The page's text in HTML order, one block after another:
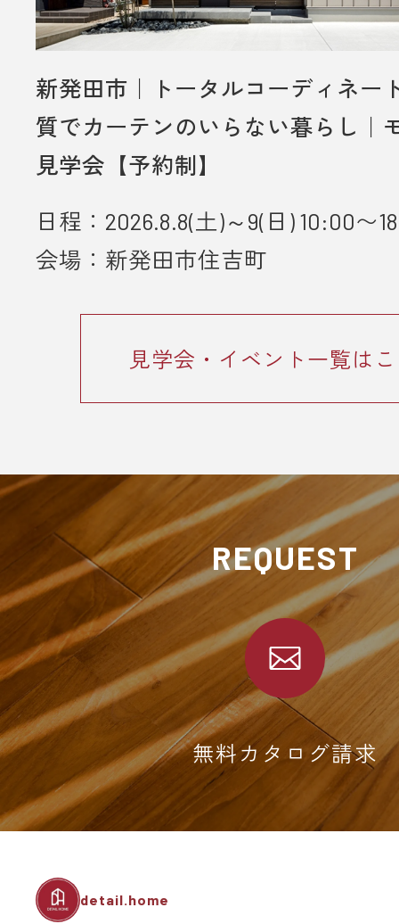
新発田市｜トータルコーディネー
質でカーテンのいらない暮らし｜
見学会【予約制】
日程：2026.8.8(土)～9(日) 10:00〜
会場：新発田市住吉町
見学会・イベント一覧は
REQUEST
無料カタログ請求
detail.home